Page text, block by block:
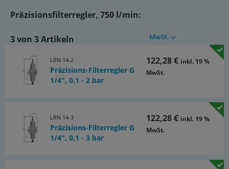
Werkstoffe:
Körper: Zinkdruckguss Z410, Membrane und Dichtungen: NBR
(buntmetallfrei)
Temperaturbereich:
-10 bis +60 °C
max. 16 bar
Manometeranschluss:
G 1/4"
Präzisionsfilterregler, 750 l/min:
3 von 3 Artikeln MwSt.
LRN 14-2
Präzisions-Filterregler G
1/4", 0,1 - 2 bar
122,28 € inkl. 19 %
MwSt.
LRN 14-3
Präzisions-Filterregler G
1/4", 0,1 - 3 bar
122,28 € inkl. 19 %
MwSt.